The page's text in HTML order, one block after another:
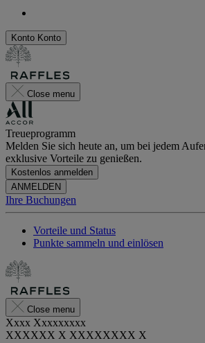
Konto Konto
Close menu
Treueprogramm
Melden Sie sich heute an, um bei jedem
exklusive Vorteile zu genießen.
Kostenlos anmelden
ANMELDEN
Ihre Buchungen
Vorteile und Status
Punkte sammeln und einlösen
Close menu
Xxxx Xxxxxxxxx
XXXXXX X XXXXXXXX X